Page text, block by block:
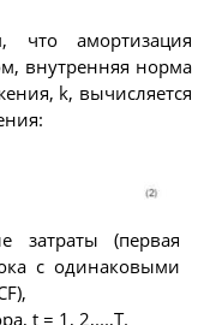
амортизация
внутренняя норма
k, вычисляется
затраты (первая
с одинаковыми
t = 1, 2,...,T.